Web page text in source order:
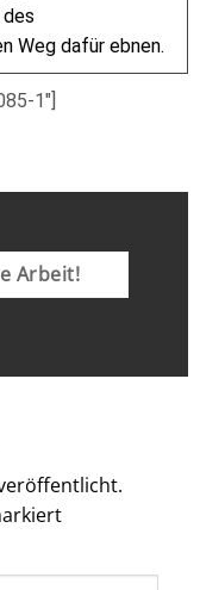
des
Weg dafür ebnen.
1″]
Arbeit!